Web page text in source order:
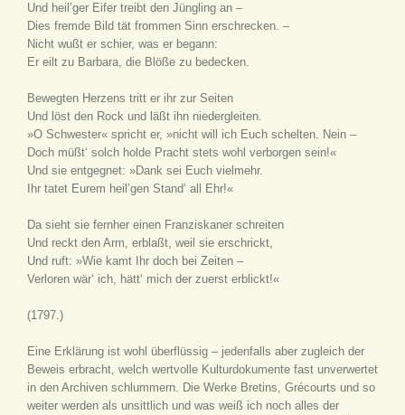
Und heil’ger Eifer treibt den Jüngling an –
Dies fremde Bild tät frommen Sinn erschrecken. –
Nicht wußt er schier, was er begann:
Er eilt zu Barbara, die Blöße zu bedecken.
Bewegten Herzens tritt er ihr zur Seiten
Und löst den Rock und läßt ihn niedergleiten.
»O Schwester« spricht er, »nicht will ich Euch schelten. Nein –
Doch müßt‘ solch holde Pracht stets wohl verborgen sein!«
Und sie entgegnet: »Dank sei Euch vielmehr.
Ihr tatet Eurem heil’gen Stand‘ all Ehr!«
Da sieht sie fernher einen Franziskaner schreiten
Und reckt den Arm, erblaßt, weil sie erschrickt,
Und ruft: »Wie kamt Ihr doch bei Zeiten –
Verloren wär‘ ich, hätt‘ mich der zuerst erblickt!«
(1797.)
Eine Erklärung ist wohl überflüssig – jedenfalls aber zugleich der
Beweis erbracht, welch wertvolle Kulturdokumente fast unverwertet
in den Archiven schlummern. Die Werke Bretins, Grécourts und so
weiter werden als unsittlich und was weiß ich noch alles der